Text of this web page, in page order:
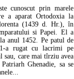
cunoscut prin marele
a aparat Ortodoxia la
(1439 d. Hr.), în
si Papei. El a
anul 1452. Pe patul de
a rugat cu lacrimi pe
sau, care mai tîrziu avea
Ghenadie, sa se